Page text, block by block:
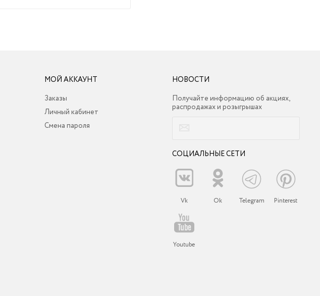
МОЙ АККАУНТ
Заказы
Личный кабинет
Смена пароля
НОВОСТИ
Получайте информацию об акциях,
распродажах и розыгрышах
СОЦИАЛЬНЫЕ СЕТИ
Vk Ok Telegram Pinterest
Youtube